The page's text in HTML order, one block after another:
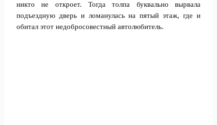
никто не откроет. Тогда толпа буквально вырвала
подъездную дверь и ломанулась на пятый этаж, где и
обитал этот недобросовестный автолюбитель.